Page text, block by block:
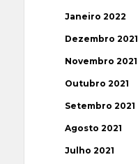
Janeiro 2022
Dezembro 2021
Novembro 2021
Outubro 2021
Setembro 2021
Agosto 2021
Julho 2021